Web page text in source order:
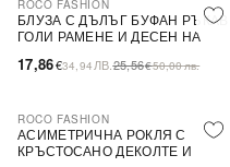
-30%
ROCO FASHION
БЛУЗА С ДЪЛЪГ БУФАН РЪКАВ,
ГОЛИ РАМЕНЕ И ДЕСЕН НА
17,86€34,94 ЛВ.25,56€50,00лв.
-30%
ROCO FASHION
АСИМЕТРИЧНА РОКЛЯ С
КРЪСТОСАНО ДЕКОЛТЕ И